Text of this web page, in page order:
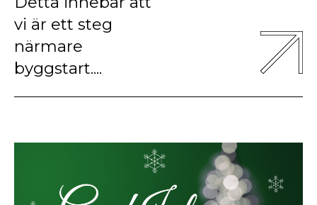
vi är ett steg
närmare
byggstart....